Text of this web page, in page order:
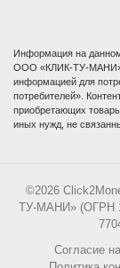
Информация на данном
ООО «КЛИК-ТУ-МАНИ» в
информацией для
потребителей».
приобретающих
иных нужд, не
©2026
ТУ-МАНИ» (ОГРН
Согласие